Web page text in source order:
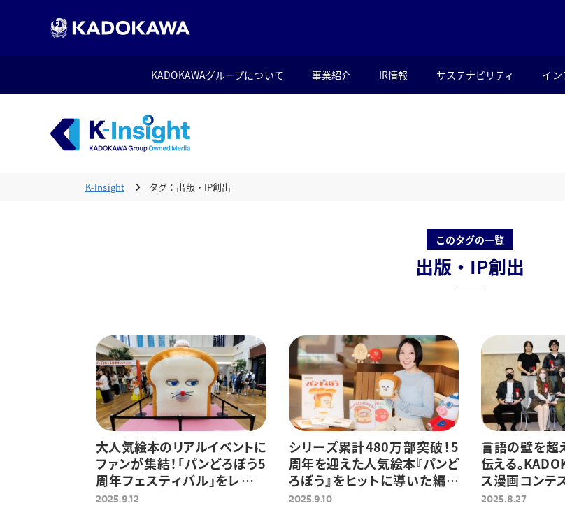
KADOKAWAグループについて 事業紹介 IR情報 サステナビリティ イン
K-Insight タグ：出版・IP創出
このタグの一覧
出版・IP創出
大人気絵本のリアルイベントに
ファンが集結！「パンどろぼう5
周年フェスティバル」をレポー
ト
2025.9.12
シリーズ累計480万部突破！5
周年を迎えた人気絵本『パンど
ろぼう』をヒットに導いた編集
戦略
2025.9.10
言語の壁を超
伝える。
ス漫画コンテ
ート
2025.8.27